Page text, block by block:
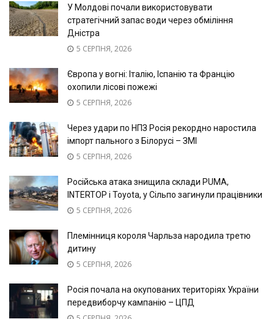
У Молдові почали використовувати
стратегічний запас води через обміління
Дністра
5 СЕРПНЯ, 2026
Європа у вогні: Італію, Іспанію та Францію
охопили лісові пожежі
5 СЕРПНЯ, 2026
Через удари по НПЗ Росія рекордно наростила
імпорт пального з Білорусі – ЗМІ
5 СЕРПНЯ, 2026
Російська атака знищила склади PUMA,
INTERTOP і Toyota, у Сільпо загинули працівники
5 СЕРПНЯ, 2026
Племінниця короля Чарльза народила третю
дитину
5 СЕРПНЯ, 2026
Росія почала на окупованих територіях України
передвиборчу кампанію – ЦПД